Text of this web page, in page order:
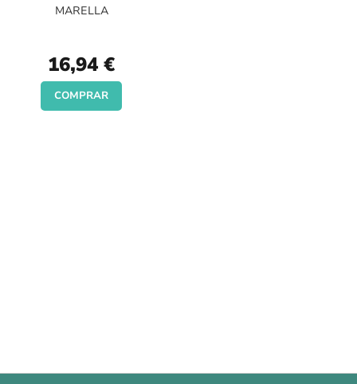
MARELLA
16,94 €
COMPRAR